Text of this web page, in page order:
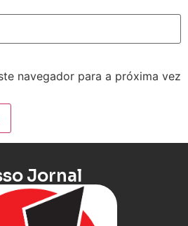
navegador para a próxima vez
Jornal